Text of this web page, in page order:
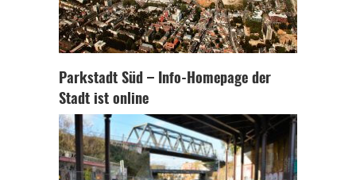
Parkstadt Süd – Info-Homepage der
Stadt ist online